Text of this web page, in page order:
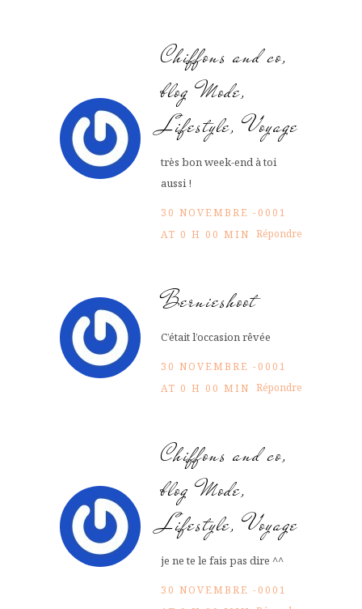
Chiffons and co,
blog Mode,
Lifestyle, Voyage
très bon week-end à toi
aussi !
30 NOVEMBRE -0001
AT 0 H 00 MIN Répondre
Bernieshoot
C’était l’occasion rêvée
30 NOVEMBRE -0001
AT 0 H 00 MIN Répondre
Chiffons and co,
blog Mode,
Lifestyle, Voyage
je ne te le fais pas dire ^^
30 NOVEMBRE -0001